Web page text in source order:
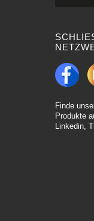
Finde
Produkte
Linkedin,